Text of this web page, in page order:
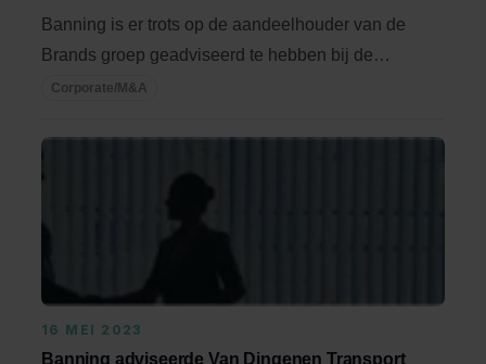
Banning is er trots op de aandeelhouder van de
Brands groep geadviseerd te hebben bij de
verkoop en ...
Corporate/M&A
16 MEI 2023
Banning adviseerde Van Dingenen Transport